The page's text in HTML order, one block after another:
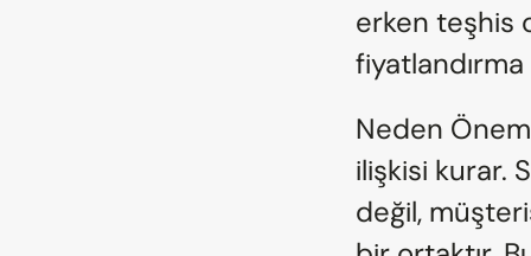
erken teşhis
Neden
ilişkisi kurar.
değil,